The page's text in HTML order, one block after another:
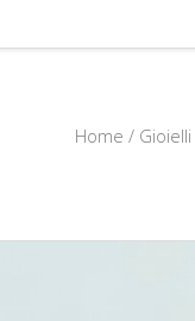
Home / Gioielli